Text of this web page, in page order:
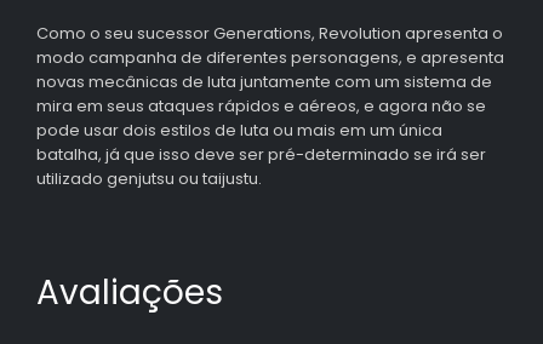
Como o seu sucessor Generations, Revolution apresenta o
modo campanha de diferentes personagens, e apresenta
novas mecânicas de luta juntamente com um sistema de
mira em seus ataques rápidos e aéreos, e agora não se
pode usar dois estilos de luta ou mais em um única
batalha, já que isso deve ser pré-determinado se irá ser
utilizado genjutsu ou taijustu.
Avaliações